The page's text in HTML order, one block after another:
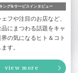
ング&サービスインタビュー
フや注目のお店など、
にまつわる話題をキャ
界の気になるヒト＆コト
す。
view more